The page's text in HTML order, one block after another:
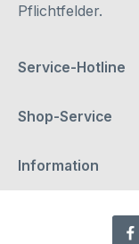
Pflichtfelder.
Service-Hotline
Shop-Service
Information